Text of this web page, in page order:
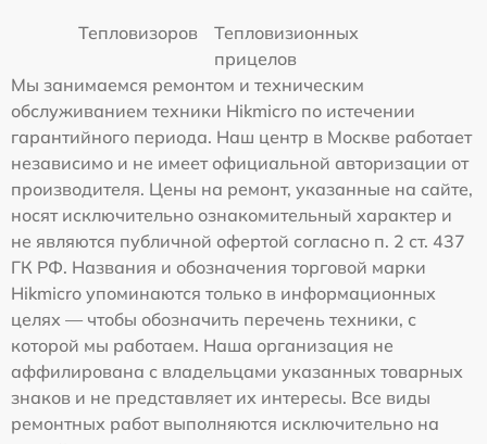
Тепловизоров
Тепловизионных
прицелов
Мы занимаемся ремонтом и техническим
обслуживанием техники Hikmicro по истечении
гарантийного периода. Наш центр в Москве работает
независимо и не имеет официальной авторизации от
производителя. Цены на ремонт, указанные на сайте,
носят исключительно ознакомительный характер и
не являются публичной офертой согласно п. 2 ст. 437
ГК РФ. Названия и обозначения торговой марки
Hikmicro упоминаются только в информационных
целях — чтобы обозначить перечень техники, с
которой мы работаем. Наша организация не
аффилирована с владельцами указанных товарных
знаков и не представляет их интересы. Все виды
ремонтных работ выполняются исключительно на